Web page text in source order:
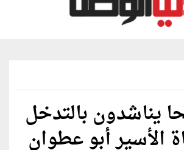
يناشدون بالتدخل
الأسير أبو عطوان